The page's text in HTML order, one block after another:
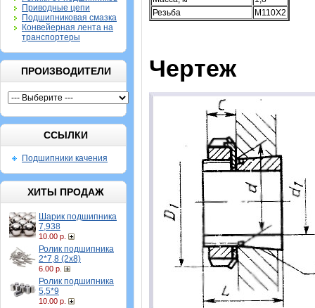
Приводные цепи
Подшипниковая смазка
Конвейерная лента на
транспортеры
ПРОИЗВОДИТЕЛИ
ССЫЛКИ
Подшипники качения
ХИТЫ ПРОДАЖ
Шарик подшипника
7,938
10.00 р.
Ролик подшипника
2*7,8 (2х8)
6.00 р.
Ролик подшипника
5,5*9
10.00 р.
Резьба
M110X2
Чертеж